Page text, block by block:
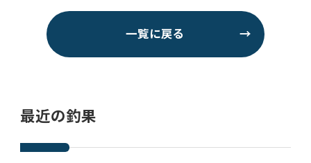
一覧に戻る →
最近の釣果